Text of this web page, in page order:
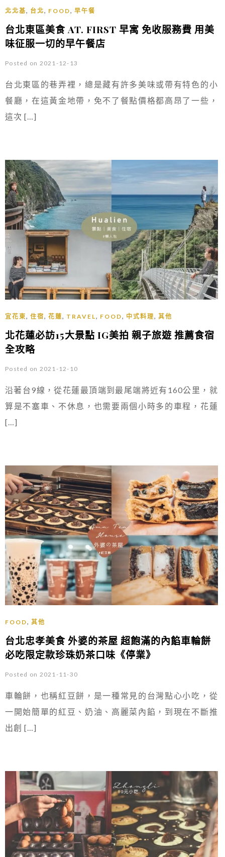
北北基, 台北, FOOD, 早午餐
台北東區美食 AT. FIRST 早寓 免收服務費 用美
味征服一切的早午餐店
Posted on 2021-12-13
台北東區的巷弄裡，總是藏有許多美味或帶有特色的小
餐廳，在這黃金地帶，免不了餐點價格都高昂了一些，
這次 […]
宜花東, 住宿, 花蓮, TRAVEL, FOOD, 中式料理, 其他
北花蓮必訪15大景點 IG美拍 親子旅遊 推薦食宿
全攻略
Posted on 2021-12-10
沿著台9線，從花蓮最頂端到最尾端將近有160公里，就
算是不塞車、不休息，也需要兩個小時多的車程，花蓮
[…]
FOOD, 其他
台北忠孝美食 外婆的茶屋 超飽滿的內餡車輪餅
必吃限定款珍珠奶茶口味《停業》
Posted on 2021-11-30
車輪餅，也稱紅豆餅，是一種常見的台灣點心小吃，從
一開始簡單的紅豆、奶油、高麗菜內餡，到現在不斷推
出創 […]